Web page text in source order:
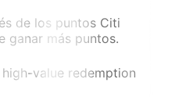
de los puntos Citi
ganar más puntos.
value redemption